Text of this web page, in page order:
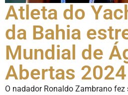
Atleta do
da Bahia
Mundial de
Abertas 2024
O nadador Ronaldo Zambrano